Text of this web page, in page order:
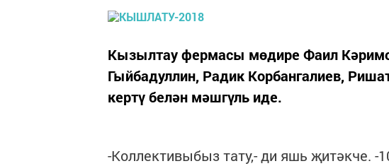
Кызылтау фермасы мөдире Фаил
Гыйбадуллин, Радик Корбангалиев,
кертү белән мәшгүль иде.
-Коллективыбыз тату,- ди яшь җитәкче. -